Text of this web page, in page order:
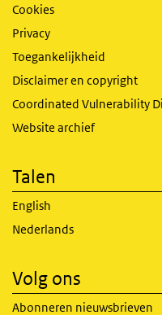
Cookies
Privacy
Toegankelijkheid
Disclaimer en copyright
Coordinated Vulnerability
Website archief
Talen
English
Nederlands
Volg ons
Abonneren nieuwsbrieven